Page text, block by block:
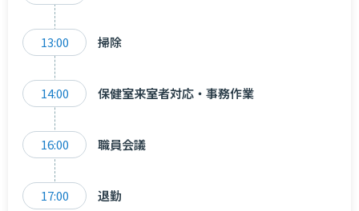
13:00 掃除
14:00 保健室来室者対応・事務作業
16:00 職員会議
17:00 退勤